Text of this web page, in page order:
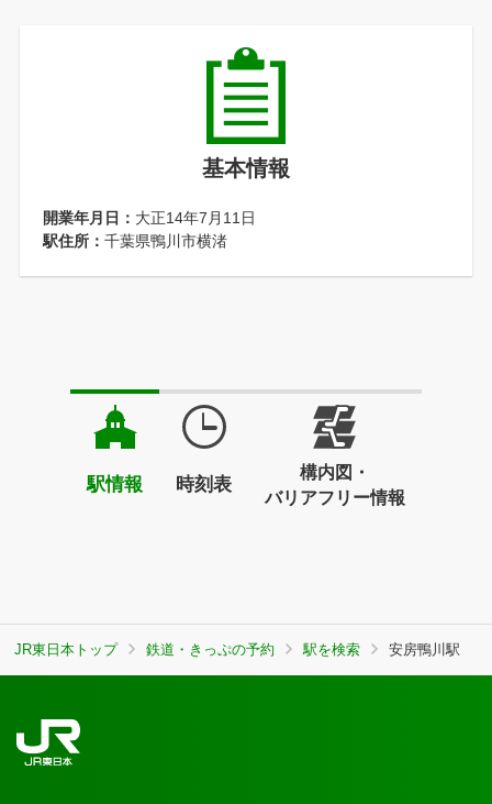
基本情報
開業年月日： 大正14年7月11日
駅住所： 千葉県鴨川市横渚
駅情報 時刻表
構内図・
バリアフリー情報
JR東日本トップ 鉄道・きっぷの予約 駅を検索 安房鴨川駅